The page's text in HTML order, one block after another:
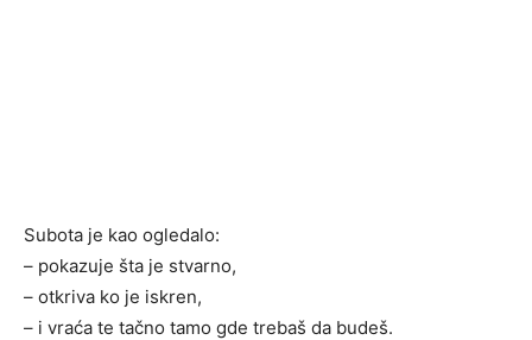
Subota je kao ogledalo:
– pokazuje šta je stvarno,
– otkriva ko je iskren,
– i vraća te tačno tamo gde trebaš da budeš.